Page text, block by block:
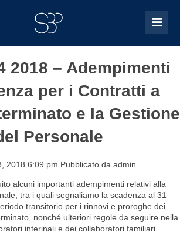
2018 – Adempimenti
per i Contratti a
e la Gestione
Personale
2018 6:09 pm Pubblicato da admin
alcuni importanti adempimenti relativi alla
tra i quali segnaliamo la scadenza al 31
transitorio per i rinnovi e proroghe dei
nonché ulteriori regole da seguire nella
interinali e dei collaboratori familiari.